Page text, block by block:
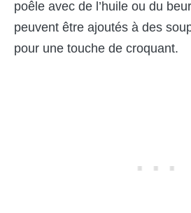
poêle avec de l’huile ou du
peuvent être ajoutés à des
pour une touche de croquant.